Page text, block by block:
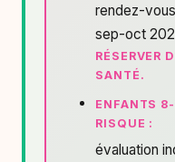
rendez-
sep-oct
RÉSERVER
SANTÉ.
ENFANTS
RISQUE :
évaluation